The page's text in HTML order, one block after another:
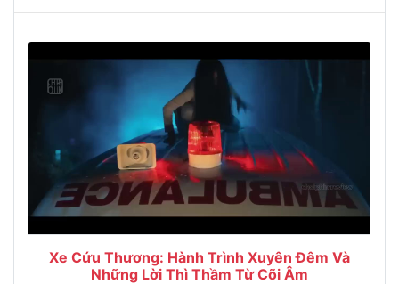
Xe Cứu Thương: Hành Trình Xuyên Đêm Và
Những Lời Thì Thầm Từ Cõi Âm